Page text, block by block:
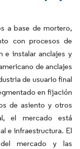
a base de mortero,
con procesos de
e instalar anclajes y
de anclajes
de usuario final
en fijación
de asiento y otros
el mercado está
e infraestructura. El
mercado y las